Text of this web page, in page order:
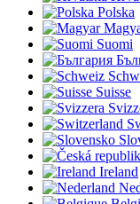
Polska
Suomi
Suisse
Ireland